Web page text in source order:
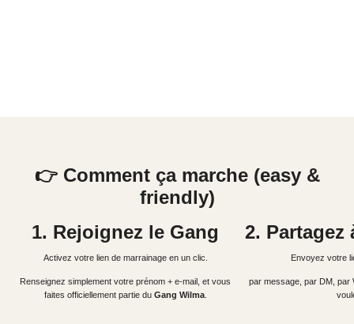
👉 Comment ça marche (easy &
friendly)
1. Rejoignez le Gang
Activez votre lien de marrainage en un clic.
Renseignez simplement votre prénom + e-mail, et vous
faites officiellement partie du Gang Wilma.
2. Partagez
Envoyez votre
par message, par DM,